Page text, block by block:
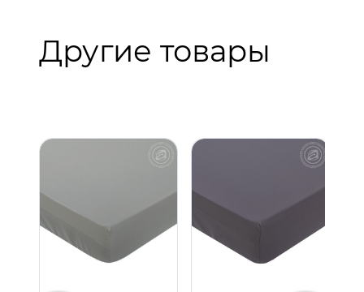
Другие товары